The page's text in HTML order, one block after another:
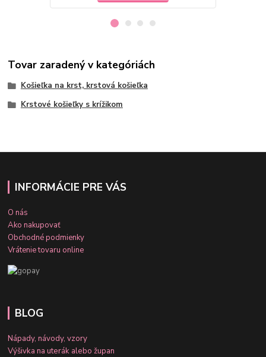
Tovar zaradený v kategóriách
Košieľka na krst, krstová košieľka
Krstové košieľky s krížikom
INFORMÁCIE PRE VÁS
O nás
Ako nakupovať
Obchodné podmienky
Vrátenie tovaru online
BLOG
Nápady, návody, vzory
Výšivka na uterák alebo župan